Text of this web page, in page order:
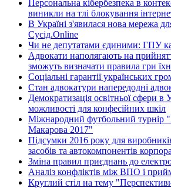
Персональна кібербезпека в
виникли на тлі блокування
В Україні з'явилася нова мережа
Сусід.Online
Чи не депутатами єдиними: ГПУ
Адвокати наполягають на
зможуть визначати правила гри
Соціальні гарантії українських
Стан адвокатури напередодні
Демократизація освітньої сфери в
можливості для конфесійних шкіл
Міжнародний футбольний турнір
Макарова 2017"
Підсумки 2016 року для
засобів та автокомпонентів
Зміна правил приєднань до
Аналіз конфліктів між ВПО і
Круглий стіл на тему